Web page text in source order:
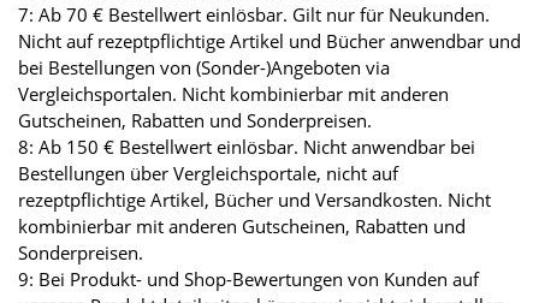
7: Ab 70 € Bestellwert einlösbar. Gilt nur für Neukunden.
Nicht auf rezeptpflichtige Artikel und Bücher anwendbar und
bei Bestellungen von (Sonder-)Angeboten via
Vergleichsportalen. Nicht kombinierbar mit anderen
Gutscheinen, Rabatten und Sonderpreisen.
8: Ab 150 € Bestellwert einlösbar. Nicht anwendbar bei
Bestellungen über Vergleichsportale, nicht auf
rezeptpflichtige Artikel, Bücher und Versandkosten. Nicht
kombinierbar mit anderen Gutscheinen, Rabatten und
Sonderpreisen.
9: Bei Produkt- und Shop-Bewertungen von Kunden auf